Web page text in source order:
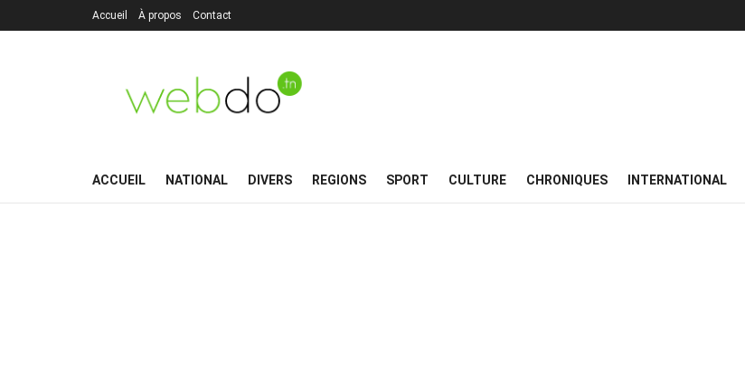
Accueil À propos Contact
ACCUEIL NATIONAL DIVERS REGIONS SPORT CULTURE CHRONIQUES INTERNATIONAL